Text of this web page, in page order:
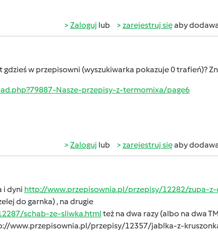
Zaloguj lub zarejestruj sięaby
gdzieś w przepisowni (wyszukiwarka pokazuje 0 trafień)?
Nasze-przepisy-z-termomixa/page6
Zaloguj lub zarejestruj sięaby
i dyni http://www.przepisownia.pl/przepisy/12282/zupa-
do garnka) , na drugie
schab-ze-sliwka.html też na dwa razy (albo na dwa
www.przepisownia.pl/przepisy/12357/jablka-z-